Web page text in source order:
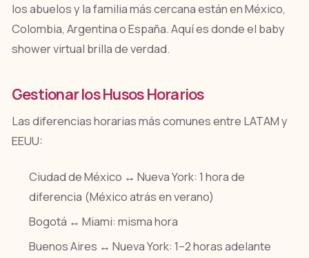
los abuelos y la familia más cercana están en México,
Colombia, Argentina o España. Aquí es donde el baby
shower virtual brilla de verdad.
Gestionar los Husos Horarios
Las diferencias horarias más comunes entre LATAM y
EEUU:
Ciudad de México ↔ Nueva York: 1 hora de
diferencia (México atrás en verano)
Bogotá ↔ Miami: misma hora
Buenos Aires ↔ Nueva York: 1–2 horas adelante